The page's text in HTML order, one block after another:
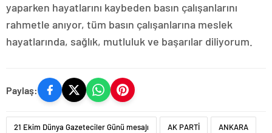
yaparken hayatlarını kaybeden basın çalışanlarını
rahmetle anıyor, tüm basın çalışanlarına meslek
hayatlarında, sağlık, mutluluk ve başarılar diliyorum.
Paylaş:
21 Ekim Dünya Gazeteciler Günü mesajı AK PARTİ ANKARA